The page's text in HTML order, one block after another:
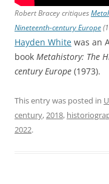
Robert Bracey critiques
Nineteenth-century Europe
Hayden White was an
book Metahistory: The
century Europe (1973).
This entry was posted in
century,2018,
2022.